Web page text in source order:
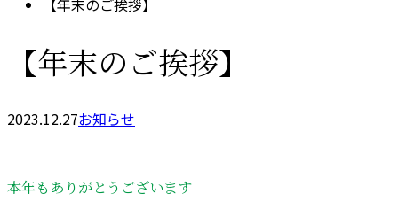
【年末のご挨拶】
【年末のご挨拶】
2023.12.27お知らせ
本年もありがとうございます